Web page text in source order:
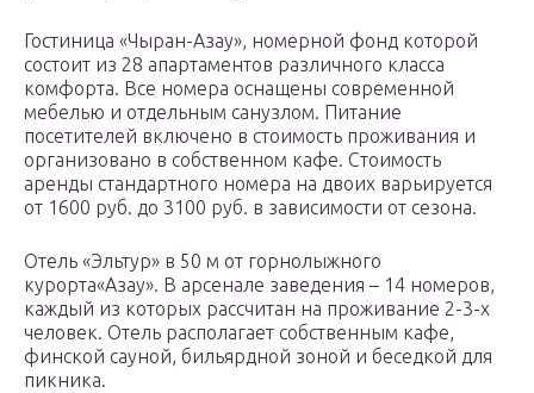
Гостиница «Чыран-Азау», номерной фонд которой
состоит из 28 апартаментов различного класса
комфорта. Все номера оснащены современной
мебелью и отдельным санузлом. Питание
посетителей включено в стоимость проживания и
организовано в собственном кафе. Стоимость
аренды стандартного номера на двоих варьируется
от 1600 руб. до 3100 руб. в зависимости от сезона.
Отель «Эльтур» в 50 м от горнолыжного
курорта«Азау». В арсенале заведения – 14 номеров,
каждый из которых рассчитан на проживание 2-3-х
человек. Отель располагает собственным кафе,
финской сауной, бильярдной зоной и беседкой для
пикника.